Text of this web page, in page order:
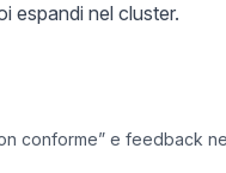
espandi nel cluster.
conforme” e feedback